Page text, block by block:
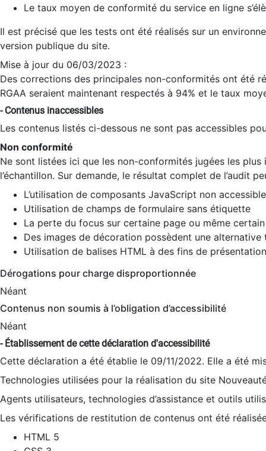
Le taux moyen de conformité du service en ligne
Il est précisé que les tests ont été réalisés sur un
version publique du site.
Mise à jour du 06/03/2023 :
Des corrections des principales non-conformités ont été
RGAA seraient maintenant respectés à 94% et le taux
- Contenus inaccessibles
Les contenus listés ci-dessous ne sont pas accessibles
Non conformité
Ne sont listées ici que les non-conformités jugées les
l’échantillon. Sur demande, le résultat complet de l’audit
L’utilisation de composants JavaScript non
Utilisation de champs de formulaire sans étiquette
La perte du focus sur certaine page ou même
Des images de décoration possèdent une alternative
Utilisation de balises HTML à des fins de
Dérogations pour charge disproportionnée
Néant
Contenus non soumis à l’obligation d’accessibilité
Néant
- Établissement de cette déclaration d'accessibilité
Cette déclaration a été établie le 09/11/2022. Elle a été
Technologies utilisées pour la réalisation du site
Agents utilisateurs, technologies d’assistance et outils
Les vérifications de restitution de contenus ont été
HTML 5